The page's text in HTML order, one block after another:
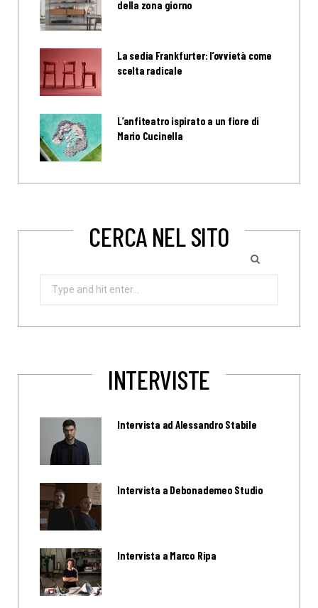
della zona giorno
La sedia Frankfurter: l’ovvietà come
scelta radicale
L’anfiteatro ispirato a un fiore di
Mario Cucinella
CERCA NEL SITO
Search
INTERVISTE
Intervista ad Alessandro Stabile
Intervista a Debonademeo Studio
Intervista a Marco Ripa